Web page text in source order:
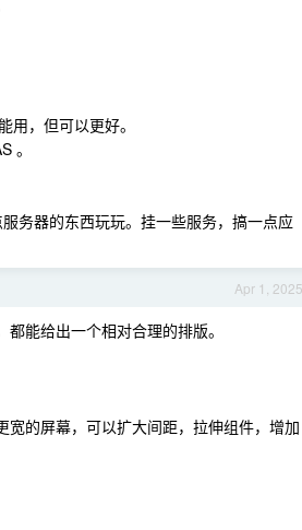
，但可以更好。
。
务器的东西玩玩。挂一些服务，搞一点应
Apr 1, 2025
能给出一个相对合理的排版。
的屏幕，可以扩大间距，拉伸组件，增加